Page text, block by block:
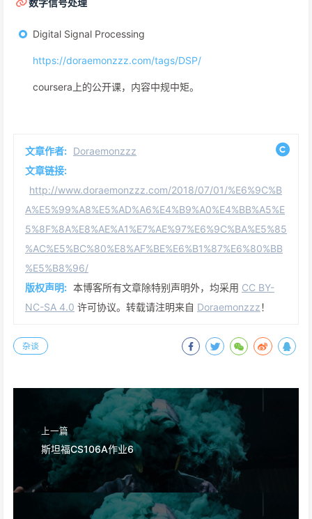
数字信号处理
Digital Signal Processing
https://doraemonzzz.com/tags/DSP/
coursera上的公开课，内容中规中矩。
文章作者: Doraemonzzz
文章链接:
http://www.doraemonzzz.com/2018/07/01/%E6%9C%B
A%E5%99%A8%E5%AD%A6%E4%B9%A0%E4%BB%A5%E
5%8F%8A%E8%AE%A1%E7%AE%97%E6%9C%BA%E5%85
%AC%E5%BC%80%E8%AF%BE%E6%B1%87%E6%80%BB
%E5%B8%96/
版权声明: 本博客所有文章除特别声明外，均采用 CC BY-
NC-SA 4.0 许可协议。转载请注明来自 Doraemonzzz！
杂谈
上一篇
斯坦福CS106A作业6